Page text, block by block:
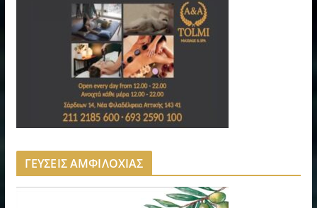
ΓΕΥΣΕΙΣ ΑΜΦΙΛΟΧΙΑΣ